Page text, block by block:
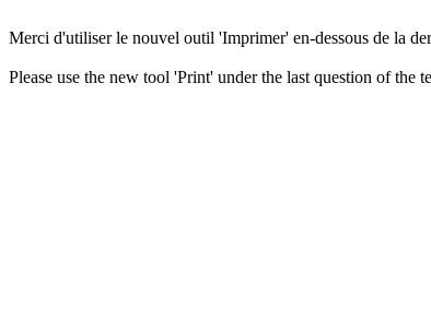
Merci d'utiliser le nouvel outil 'Imprimer' en-dessous de la
Please use the new tool 'Print' under the last question of the